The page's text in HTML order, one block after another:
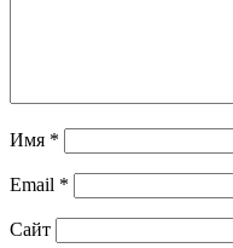
Имя *
Email *
Сайт